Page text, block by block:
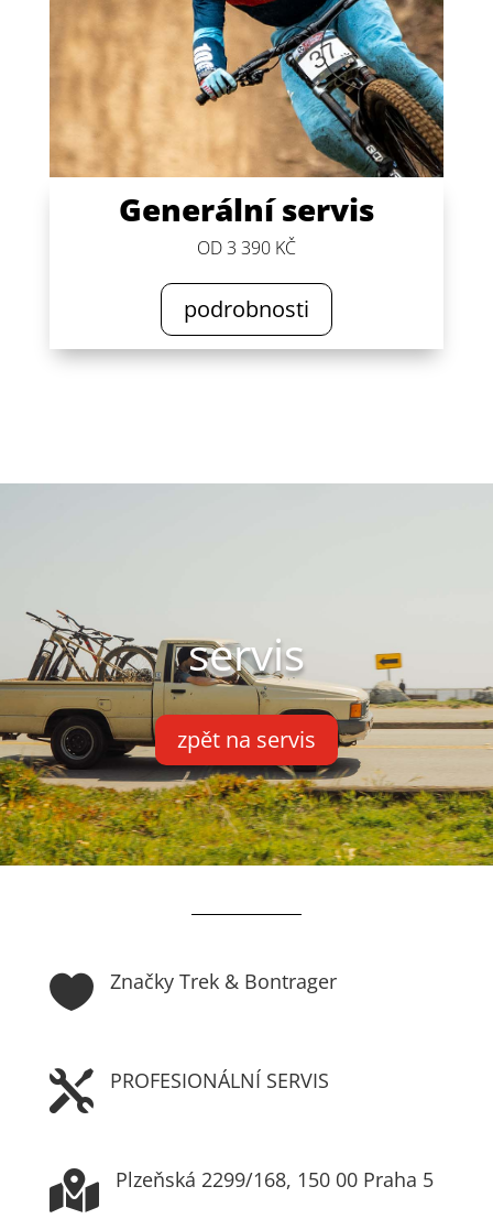
Generální servis
OD 3 390 KČ
podrobnosti
servis
zpět na servis
 Značky Trek & Bontrager
 PROFESIONÁLNÍ SERVIS
 Plzeňská 2299/168, 150 00 Praha 5